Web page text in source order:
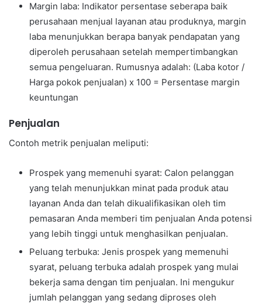
Margin laba: Indikator persentase seberapa baik
perusahaan menjual layanan atau produknya, margin
laba menunjukkan berapa banyak pendapatan yang
diperoleh perusahaan setelah mempertimbangkan
semua pengeluaran. Rumusnya adalah: (Laba kotor /
Harga pokok penjualan) x 100 = Persentase margin
keuntungan
Penjualan
Contoh metrik penjualan meliputi:
Prospek yang memenuhi syarat: Calon pelanggan
yang telah menunjukkan minat pada produk atau
layanan Anda dan telah dikualifikasikan oleh tim
pemasaran Anda memberi tim penjualan Anda potensi
yang lebih tinggi untuk menghasilkan penjualan.
Peluang terbuka: Jenis prospek yang memenuhi
syarat, peluang terbuka adalah prospek yang mulai
bekerja sama dengan tim penjualan. Ini mengukur
jumlah pelanggan yang sedang diproses oleh